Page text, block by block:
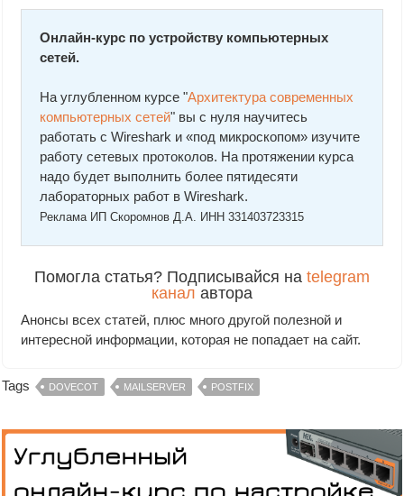
Онлайн-курс по устройству компьютерных
сетей.
На углубленном курсе "Архитектура современных
компьютерных сетей" вы с нуля научитесь
работать с Wireshark и «под микроскопом» изучите
работу сетевых протоколов. На протяжении курса
надо будет выполнить более пятидесяти
лабораторных работ в Wireshark.
Реклама ИП Скоромнов Д.А. ИНН 331403723315
Помогла статья? Подписывайся на telegram
канал автора
Анонсы всех статей, плюс много другой полезной и
интересной информации, которая не попадает на сайт.
Tags DOVECOT MAILSERVER POSTFIX